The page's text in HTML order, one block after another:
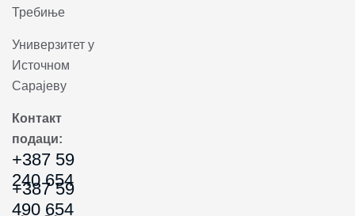
Требиње
Универзитет у
Источном
Сарајеву
Контакт
подаци:
+387 59
240 654
+387 59
490 654